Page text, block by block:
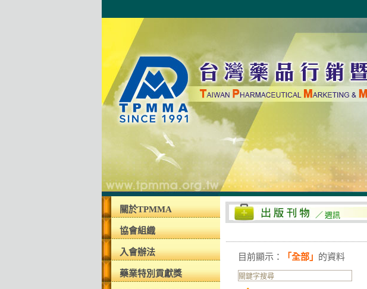
關於TPMMA
協會組織
入會辦法
藥業特別貢獻獎
／ 週訊
目前顯示： 「全部」 的資料